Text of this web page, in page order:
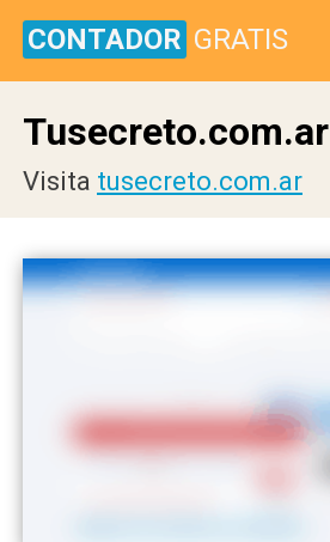
CONTADOR GRATIS
Tusecreto.com.ar
Visita tusecreto.com.ar